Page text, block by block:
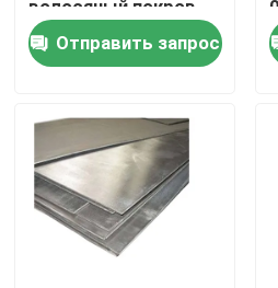
Труба углерода стальная
Гальванизированная труба
Плита листа нержавеющей
волосяный покров
316 321 1 до 6mm
Отправить запрос